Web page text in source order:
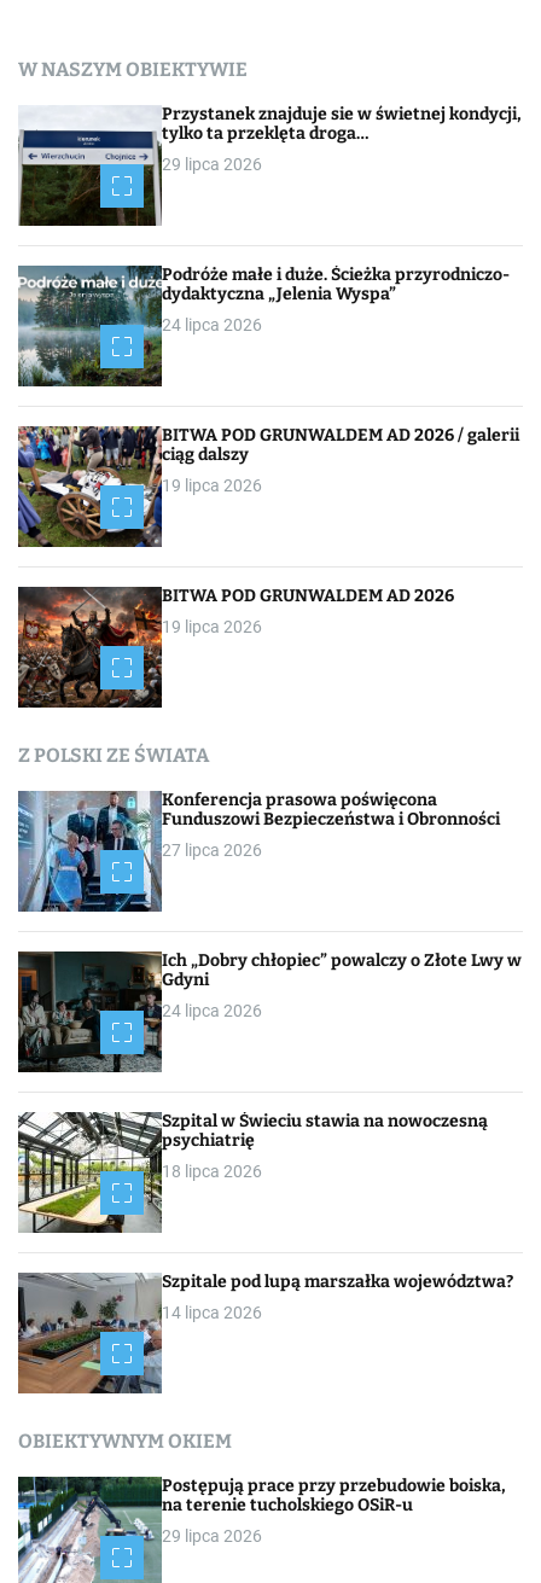
W NASZYM OBIEKTYWIE
Przystanek znajduje sie w świetnej kondycji,
tylko ta przeklęta droga…
29 lipca 2026
Podróże małe i duże. Ścieżka przyrodniczo-
dydaktyczna „Jelenia Wyspa”
24 lipca 2026
BITWA POD GRUNWALDEM AD 2026 / galerii
ciąg dalszy
19 lipca 2026
BITWA POD GRUNWALDEM AD 2026
19 lipca 2026
Z POLSKI ZE ŚWIATA
Konferencja prasowa poświęcona
Funduszowi Bezpieczeństwa i Obronności
27 lipca 2026
Ich „Dobry chłopiec” powalczy o Złote Lwy w
Gdyni
24 lipca 2026
Szpital w Świeciu stawia na nowoczesną
psychiatrię
18 lipca 2026
Szpitale pod lupą marszałka województwa?
14 lipca 2026
OBIEKTYWNYM OKIEM
Postępują prace przy przebudowie boiska,
na terenie tucholskiego OSiR-u
29 lipca 2026